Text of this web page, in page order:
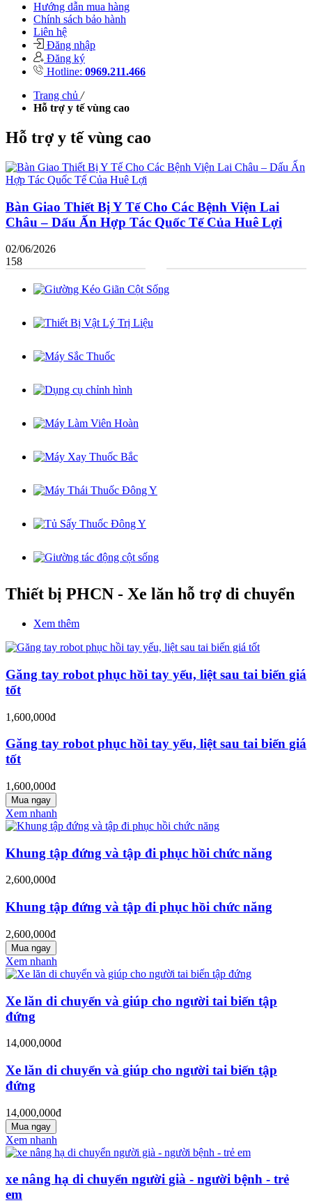
Hướng dẫn mua hàng
Chính sách bảo hành
Liên hệ
Đăng nhập
Đăng ký
Hotline: 0969.211.466
Trang chủ /
Hỗ trợ y tế vùng cao
Hỗ trợ y tế vùng cao
Bàn Giao Thiết Bị Y Tế Cho Các Bệnh Viện Lai
Châu – Dấu Ấn Hợp Tác Quốc Tế Của Huê Lợi
02/06/2026
158
Thiết bị PHCN - Xe lăn hỗ trợ di chuyển
Xem thêm
Găng tay robot phục hồi tay yếu, liệt sau tai biến giá
tốt
1,600,000đ
Găng tay robot phục hồi tay yếu, liệt sau tai biến giá
tốt
1,600,000đ
Mua ngay
Xem nhanh
Khung tập đứng và tập đi phục hồi chức năng
2,600,000đ
Khung tập đứng và tập đi phục hồi chức năng
2,600,000đ
Mua ngay
Xem nhanh
Xe lăn di chuyển và giúp cho người tai biến tập
đứng
14,000,000đ
Xe lăn di chuyển và giúp cho người tai biến tập
đứng
14,000,000đ
Mua ngay
Xem nhanh
xe nâng hạ di chuyển người già - người bệnh - trẻ
em